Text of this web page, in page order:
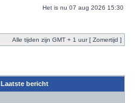
Het is nu 07 aug 2026 15:30
Alle tijden zijn GMT + 1 uur [ Zomertijd ]
Laatste bericht